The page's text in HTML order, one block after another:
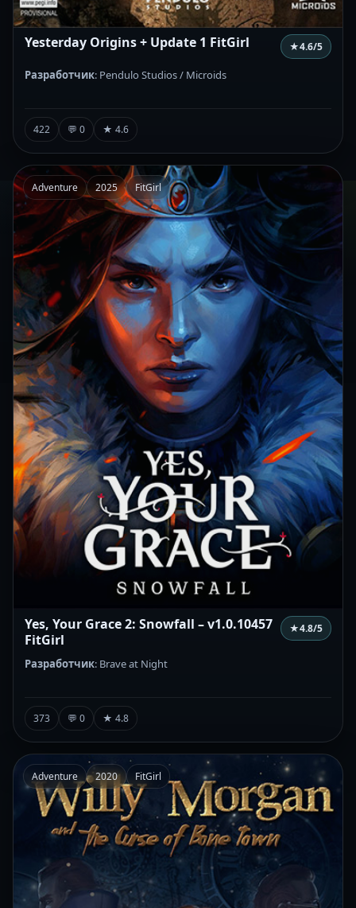
Yesterday Origins + Update 1 FitGirl ★4.6/5
Разработчик: Pendulo Studios / Microids
422 💬 0 ★ 4.6
Adventure 2025 FitGirl
Yes, Your Grace 2: Snowfall – v1.0.10457
FitGirl
★4.8/5
Разработчик: Brave at Night
373 💬 0 ★ 4.8
Adventure 2020 FitGirl